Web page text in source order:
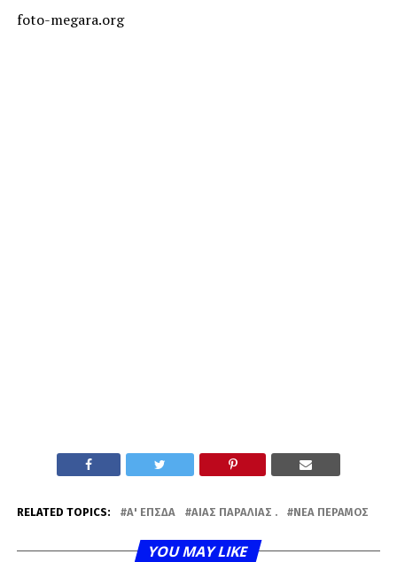
foto-megara.org
RELATED TOPICS: Α' ΕΠΣΔΑ ΑΊΑΣ ΠΑΡΑΛΊΑΣ . ΝΈΑ ΠΈΡΑΜΟΣ
YOU MAY LIKE